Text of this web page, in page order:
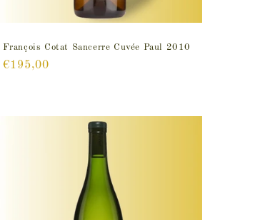
François Cotat Sancerre Cuvée Paul 2010
Prix
€195,00